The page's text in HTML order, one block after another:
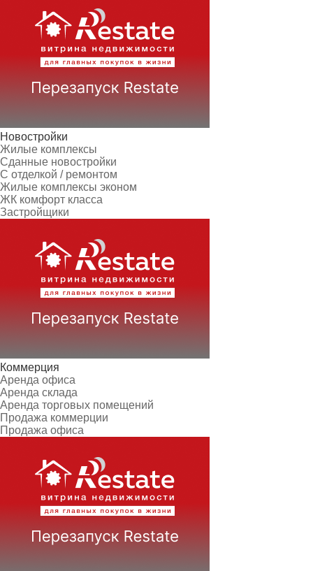
Новостройки
Жилые комплексы
Сданные новостройки
С отделкой / ремонтом
Жилые комплексы эконом
ЖК комфорт класса
Застройщики
Коммерция
Аренда офиса
Аренда склада
Аренда торговых помещений
Продажа коммерции
Продажа офиса